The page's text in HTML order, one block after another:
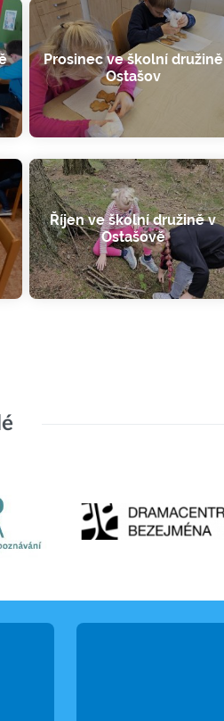
Prosinec ve školní družině
Ostašov
Říjen ve školní družině v
Ostašově